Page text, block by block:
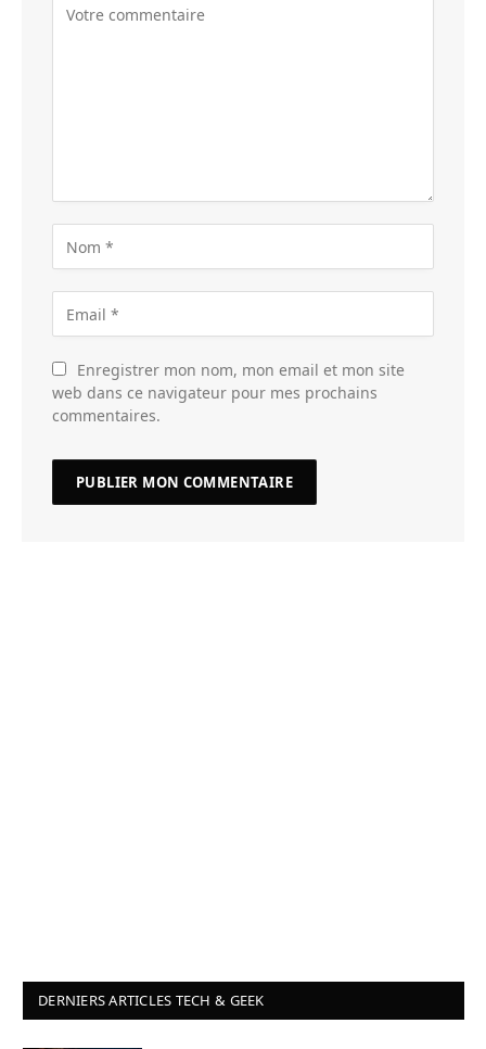
Enregistrer mon nom, mon email et mon site
web dans ce navigateur pour mes prochains
commentaires.
DERNIERS ARTICLES TECH & GEEK